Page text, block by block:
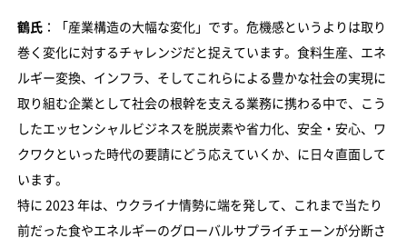
鶴氏 ：「産業構造の大幅な変化」です。危機感というよりは取り
巻く変化に対するチャレンジだと捉えています。食料生産、エネ
ルギー変換、インフラ、そしてこれらによる豊かな社会の実現に
取り組む企業として社会の根幹を支える業務に携わる中で、こう
したエッセンシャルビジネスを脱炭素や省力化、安全・安心、ワ
クワクといった時代の要請にどう応えていくか、に日々直面して
います。
特に 2023 年は、ウクライナ情勢に端を発して、これまで当たり
前だった食やエネルギーのグローバルサプライチェーンが分断さ